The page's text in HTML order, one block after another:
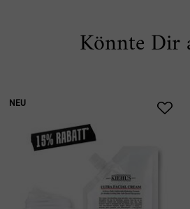
Könnte Dir
NEU